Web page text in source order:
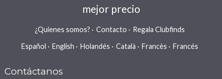
mejor precio
¿Quienes somos? Contacto
Regala Clubfinds
Español
English Holandés Català Francès Francés
Contáctanos